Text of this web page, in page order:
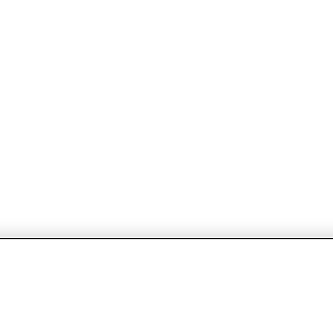
DV de 8.30 a 14 h.